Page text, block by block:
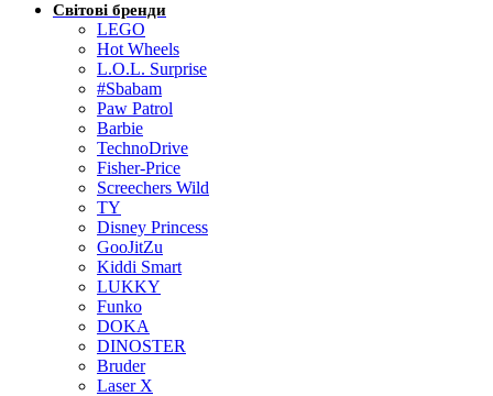
Світові бренди
LEGO
Hot Wheels
L.O.L. Surprise
#Sbabam
Paw Patrol
Barbie
TechnoDrive
Fisher-Price
Screechers Wild
TY
Disney Princess
GooJitZu
Kiddi Smart
LUKKY
Funko
DOKA
DINOSTER
Bruder
Laser X